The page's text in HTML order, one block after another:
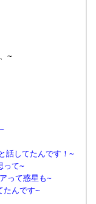
~
話してたんです！~
って~
って惑星も~
たんです~